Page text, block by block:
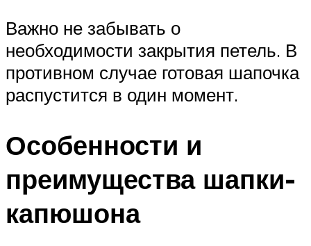
Важно не забывать о
необходимости закрытия петель. В
противном случае готовая шапочка
распустится в один момент.
Особенности и
преимущества шапки-
капюшона